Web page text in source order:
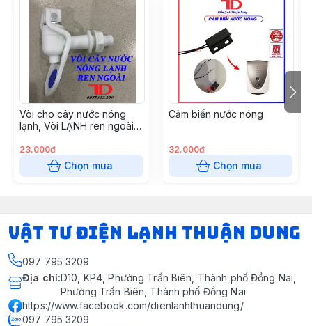
Vòi cho cây nước nóng
lạnh, Vòi LẠNH ren ngoài
chấm bi
23.000đ
Chọn mua
Cảm biến nước nóng
32.000đ
Chọn mua
VẬT TƯ ĐIỆN LẠNH THUẬN DUNG
097 795 3209
Địa chỉ:D10, KP4, Phường Trấn Biên, Thành phố Đồng Nai,
Phường Trấn Biên, Thành phố Đồng Nai
https://www.facebook.com/dienlanhthuandung/
097 795 3209